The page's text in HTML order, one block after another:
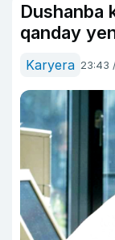
Dushanba
qanday
Karyera 23:43